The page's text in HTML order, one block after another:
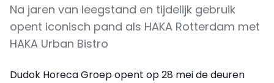
Na jaren van leegstand en tijdelijk gebruik
opent iconisch pand als HAKA Rotterdam met
HAKA Urban Bistro
Dudok Horeca Groep opent op 28 mei de deuren